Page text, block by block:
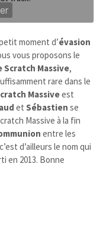
moment d’évasion
vous proposons le
Scratch Massive,
rare dans le
Massiveest
et Sébastien se
Massive à la fin
entre les
d’ailleurs le nom qui
en 2013. Bonne